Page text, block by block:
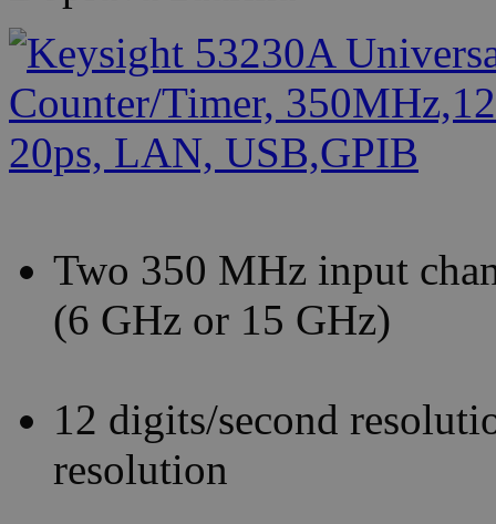
Two 350 MHz input
(6 GHz or 15 GHz)
12 digits/second
resolution